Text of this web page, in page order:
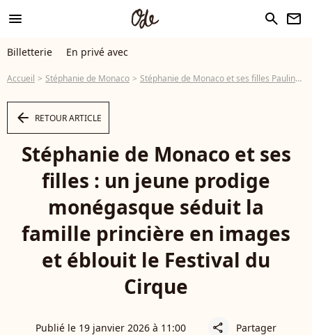
menu search newsletter
Billetterie En privé avec
Accueil Stéphanie de Monaco Stéphanie de Monaco et ses filles Pauline et Camille accompagnées d’un jeune homme qui perce dans son milieu
arrow_left RETOUR ARTICLE
Stéphanie de Monaco et ses
filles : un jeune prodige
monégasque séduit la
famille princière en images
et éblouit le Festival du
Cirque
Publié le 19 janvier 2026 à 11:00 share Partager